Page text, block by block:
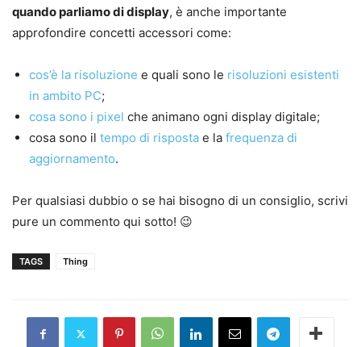
quando parliamo di display, è anche importante
approfondire concetti accessori come:
cos’è la risoluzione e quali sono le risoluzioni esistenti
in ambito PC;
cosa sono i pixel che animano ogni display digitale;
cosa sono il tempo di risposta e la frequenza di
aggiornamento.
Per qualsiasi dubbio o se hai bisogno di un consiglio, scrivi
pure un commento qui sotto! 😉
TAGS Thing